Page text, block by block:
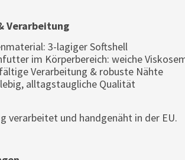
Verarbeitung
3-lagiger Softshell
im Körperbereich: weiche
Verarbeitung & robuste Nähte
alltagstaugliche Qualität
verarbeitet und handgenäht in der EU.